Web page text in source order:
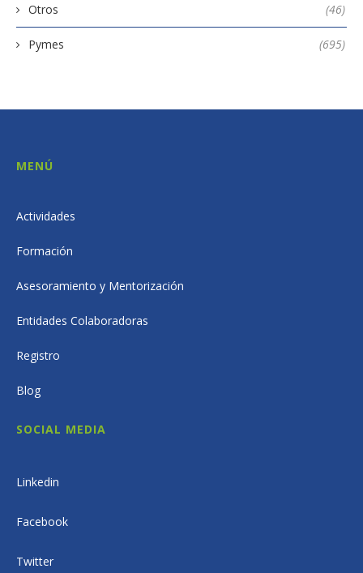
Otros (46)
Pymes (695)
MENÚ
Actividades
Formación
Asesoramiento y Mentorización
Entidades Colaboradoras
Registro
Blog
SOCIAL MEDIA
Linkedin
Facebook
Twitter